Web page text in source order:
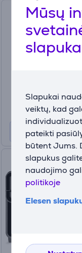
Mūsų
Slapukai
veiktų, kad
pateikti
būtent Jums.
slapukus
naudojimo
politikoje
Elesen